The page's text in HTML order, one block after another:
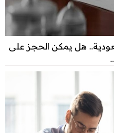
هل يمكن الحجز على